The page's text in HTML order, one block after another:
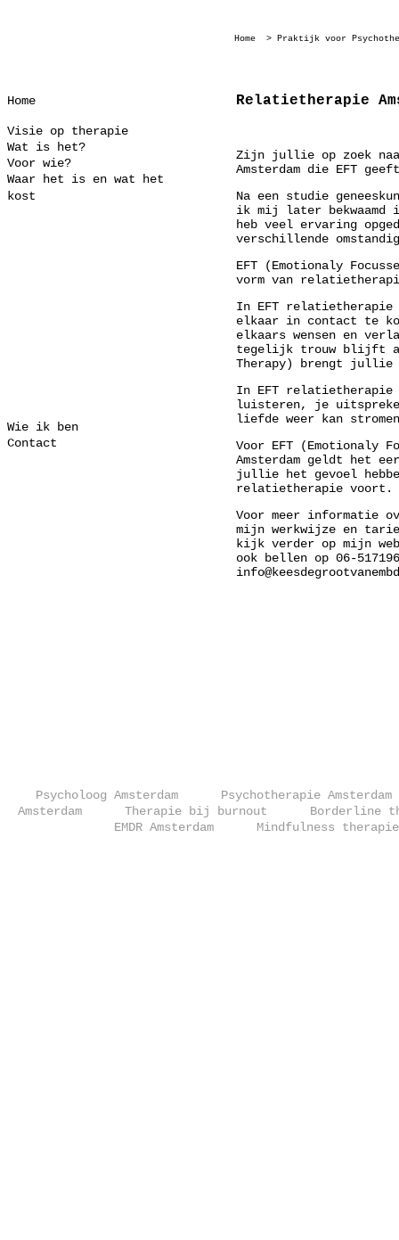
Home > Praktijk voor
Home
Visie op therapie
Wat is het?
Voor wie?
Waar het is en wat het
kost
Wie ik ben
Contact
Relatietherapie
Zijn jullie op zoek
Amsterdam die EFT
Na een studie
ik mij later bekwaamd
heb veel ervaring
verschillende
EFT (Emotionaly
vorm van
In EFT relatietherapie
elkaar in contact te
elkaars wensen en
tegelijk trouw blijft
Therapy) brengt
In EFT
luisteren, je
liefde weer kan
Voor EFT (Emotionaly
Amsterdam geldt het
jullie het gevoel
relatietherapie voort.
Voor meer informatie
mijn werkwijze en
kijk verder op mijn
ook bellen op 06-
Psycholoog Amsterdam
Psychotherapie Amsterdam
Amsterdam
Therapie bij burnout
Borderline
EMDR Amsterdam
Mindfulness therapie